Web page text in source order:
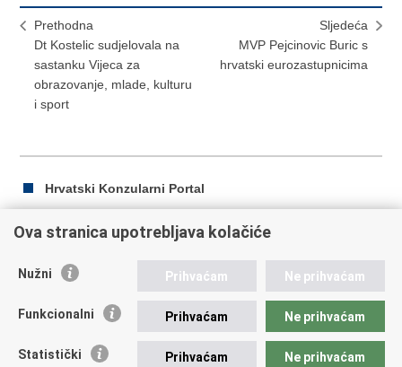
Prethodna
Dt Kostelic sudjelovala na
sastanku Vijeca za
obrazovanje, mlade, kulturu
i sport
Sljedeća
MVP Pejcinovic Buric s
hrvatski eurozastupnicima
Hrvatski Konzularni Portal
Ispiši
Podijeli
Facebooku
Twitteru
Republika Hrvatska
Trg N.Š. Zrinskog 7-8, 10000 Zagreb
Ova stranica upotrebljava kolačiće
Nužni Prihvaćam Ne prihvaćam
Funkcionalni Prihvaćam Ne prihvaćam
Statistički Prihvaćam Ne prihvaćam